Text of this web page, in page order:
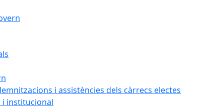
i assistències dels càrrecs electes
i institucional